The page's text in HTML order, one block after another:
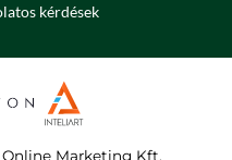
kérdések
Marketing Kft.